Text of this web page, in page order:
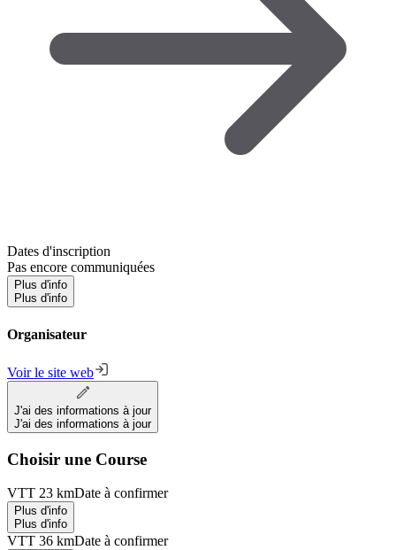
Dates d'inscription
Pas encore communiquées
Plus d'info
Plus d'info
Organisateur
Voir le site web
J'ai des informations à jour
J'ai des informations à jour
Choisir une Course
VTT 23 kmDate à confirmer
Plus d'info
Plus d'info
VTT 36 kmDate à confirmer